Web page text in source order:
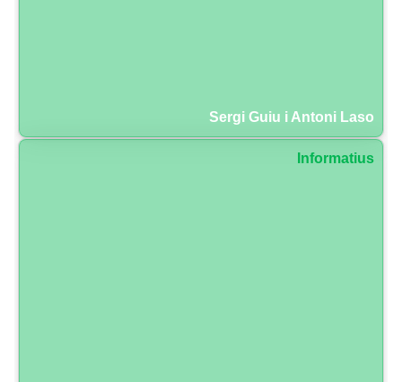
Sergi Guiu i Antoni Laso
Informatius